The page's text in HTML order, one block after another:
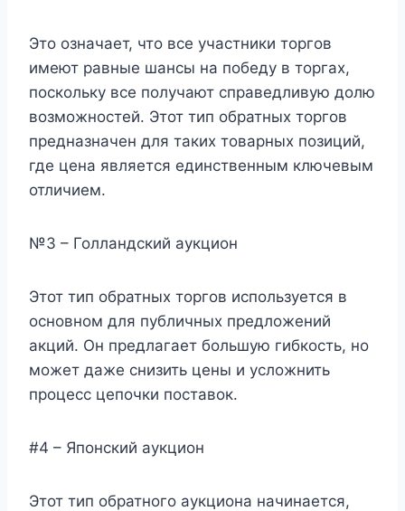
Это означает, что все участники торгов
имеют равные шансы на победу в торгах,
поскольку все получают справедливую долю
возможностей. Этот тип обратных торгов
предназначен для таких товарных позиций,
где цена является единственным ключевым
отличием.
№3 – Голландский аукцион
Этот тип обратных торгов используется в
основном для публичных предложений
акций. Он предлагает большую гибкость, но
может даже снизить цены и усложнить
процесс цепочки поставок.
#4 – Японский аукцион
Этот тип обратного аукциона начинается,